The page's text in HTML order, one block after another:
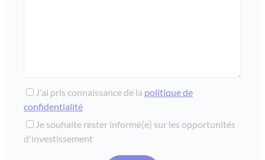
J'ai pris connaissance de la politique de
confidentialité
Je souhaite rester informé(e) sur les opportunités
d'investissement